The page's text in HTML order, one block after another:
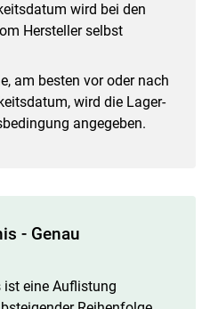
content
wird bei den
Hersteller selbst
am besten vor oder nach
wird die Lager-
angegeben.
- Genau
eine Auflistung